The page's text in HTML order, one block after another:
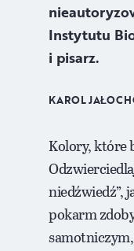
Instytutu
i pisarz.
KAROL
Kolory, które
niedźwiedź”,
pokarm
samotniczym,